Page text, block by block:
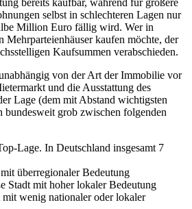
bereits kaufbar, während für größere
selbst in schlechteren Lagen nur
Million Euro fällig wird. Wer in
Mehrparteienhäuser kaufen möchte, der
Kaufsummen verabschieden.
von der Art der Immobilie vor
und die Ausstattung des
Lage (dem mit Abstand wichtigsten
bundesweit grob zwischen folgenden
Lage. In Deutschland insgesamt 7
überregionaler Bedeutung
Stadt mit hoher lokaler Bedeutung
wenig nationaler oder lokaler